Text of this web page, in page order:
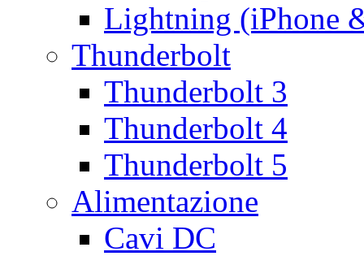
Lightning (iPhone
Thunderbolt
Thunderbolt 3
Thunderbolt 4
Thunderbolt 5
Alimentazione
Cavi DC